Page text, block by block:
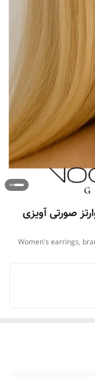
صورتی آویزی
Women's earrings,